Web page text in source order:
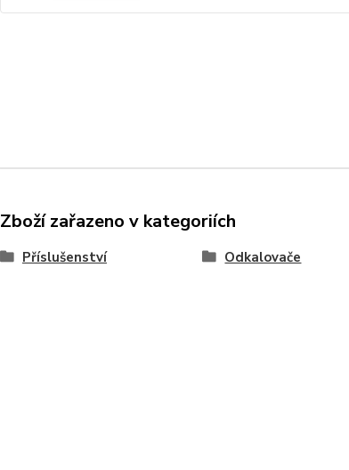
Zboží zařazeno v kategoriích
Příslušenství Odkalovače